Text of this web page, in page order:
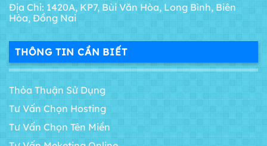
Địa Chỉ: 1420A, KP7, Bùi Văn Hòa, Long Bình, Biên
Hòa, Đồng Nai
THÔNG TIN CẦN BIẾT
Thỏa Thuận Sử Dụng
Tư Vấn Chọn Hosting
Tư Vấn Chọn Tên Miền